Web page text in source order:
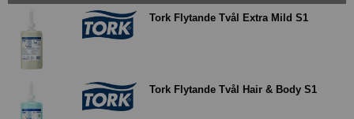
Tork Flytande Tvål Extra Mild S1
Tork Flytande Tvål Hair & Body S1